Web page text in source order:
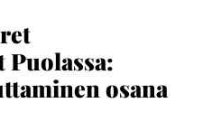
osana